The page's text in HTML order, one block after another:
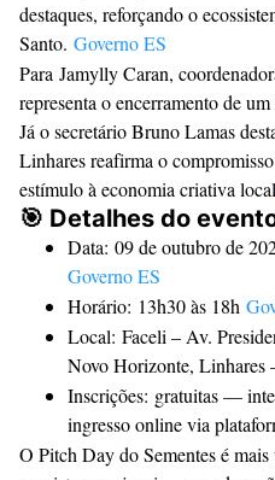
destaques, reforçando o
Santo. Governo ES
Para Jamylly Caran,
representa o encerramento de
Já o secretário Bruno Lamas
Linhares reafirma o
estímulo à economia criativa
🎯 Detalhes do
Data: 09 de outubro de
Governo ES
Horário: 13h30 às 18h
Local: Faceli – Av.
Novo Horizonte, Linhares
Inscrições: gratuitas —
ingresso online via
O Pitch Day do Sementes é